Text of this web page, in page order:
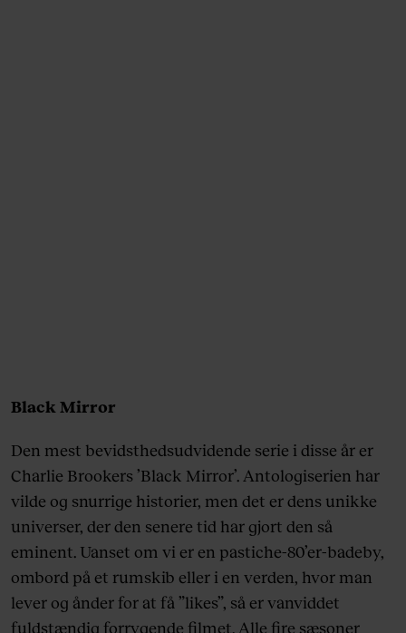
Black Mirror
Den mest bevidsthedsudvidende serie i disse år er
Charlie Brookers ’Black Mirror’. Antologiserien har
vilde og snurrige historier, men det er dens unikke
universer, der den senere tid har gjort den så
eminent. Uanset om vi er en pastiche-80’er-badeby,
ombord på et rumskib eller i en verden, hvor man
lever og ånder for at få ”likes”, så er vanviddet
fuldstændig forrygende filmet. Alle fire sæsoner